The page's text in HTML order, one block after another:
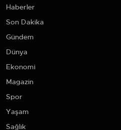
Haberler
Son Dakika
Gündem
Dünya
Ekonomi
Magazin
Spor
Yaşam
Sağlık